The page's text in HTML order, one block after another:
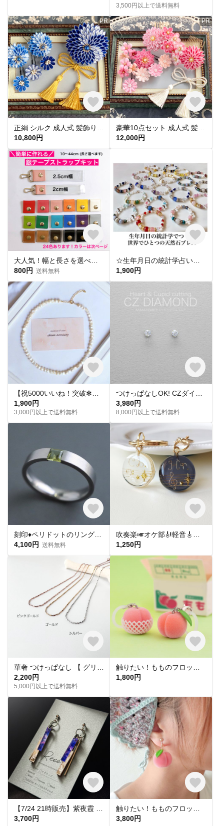
3,500円以上で送料無料
PR
10,800円
PR
12,000円
800円 送料無料
1,900円
1,900円
3,000円以上で送料無料
3,980円
8,000円以上で送料無料
4,100円 送料無料
1,250円
2,200円
5,000円以上で送料無料
1,800円
3,700円
3,800円